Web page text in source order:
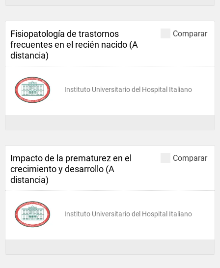
Comparar
Fisiopatología de trastornos
frecuentes en el recién nacido (A
distancia)
Instituto Universitario del Hospital Italiano
Comparar
Impacto de la prematurez en el
crecimiento y desarrollo (A
distancia)
Instituto Universitario del Hospital Italiano